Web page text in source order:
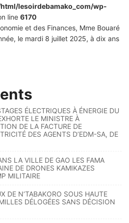
lesoirdebamako_com/wp-
line 6170
et des Finances, Mme Bouaré
le mardi 8 juillet 2025, à dix ans
ÉLECTRIQUES À ÉNERGIE DU
LE MINISTRE À
DE LA FACTURE DE
DES AGENTS D’EDM-SA, DE
LA VILLE DE GAO LES FAMA
DE DRONES KAMIKAZES
MILITAIRE
DE N’TABAKORO SOUS HAUTE
DÉLOGÉES SANS DÉCISION